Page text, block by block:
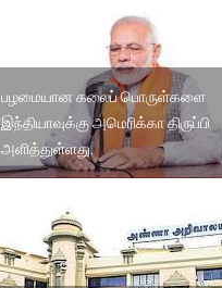
பழமையான கலைப் பொருள்களை
இந்தியாவுக்கு அமெரிக்கா திருப்பி
அளித்துள்ளது.